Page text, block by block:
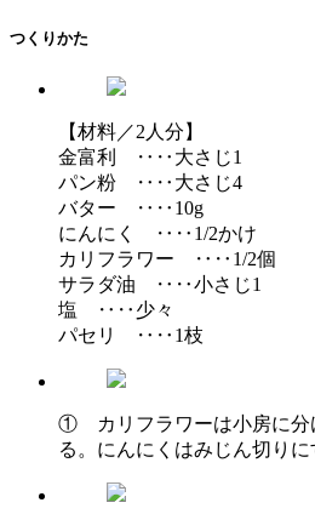
つくりかた
【材料／2人分】
金富利 ‥‥大さじ1
パン粉 ‥‥大さじ4
バター ‥‥10g
にんにく ‥‥1/2かけ
カリフラワー ‥‥1/2個
サラダ油 ‥‥小さじ1
塩 ‥‥少々
パセリ ‥‥1枝
① カリフラワーは小房に分
る。にんにくはみじん切りに